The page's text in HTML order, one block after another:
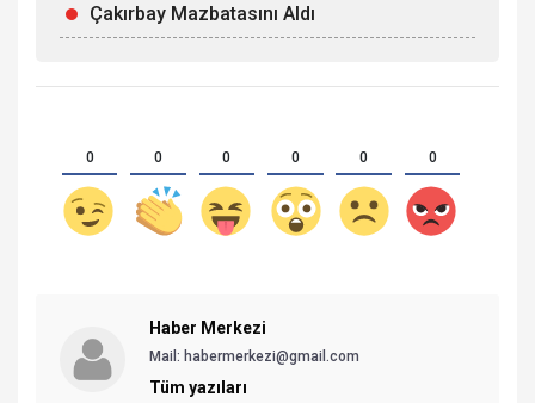
Çakırbay Mazbatasını Aldı
0 0 0 0 0 0
Haber Merkezi
Mail: habermerkezi@gmail.com
Tüm yazıları